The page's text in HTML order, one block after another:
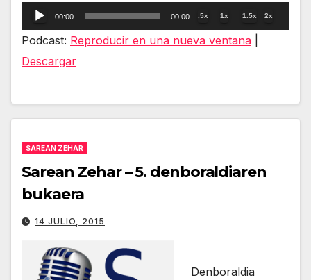
Reproductor
de
audio
00:00 00:00 .5x 1x 1.5x 2x
Podcast: Reproducir en una nueva ventana
Descargar
SAREAN ZEHAR
Sarean Zehar – 5. denboraldiaren
bukaera
14 JULIO, 2015
Denboraldia